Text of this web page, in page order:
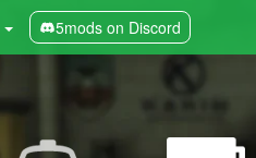
5mods on Discord